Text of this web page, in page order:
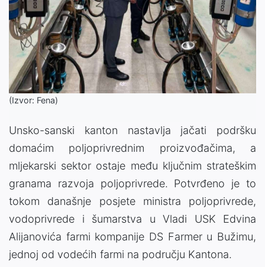
(Izvor: Fena)
Unsko-sanski kanton nastavlja jačati podršku
domaćim poljoprivrednim proizvođačima, a
mljekarski sektor ostaje među ključnim strateškim
granama razvoja poljoprivrede. Potvrđeno je to
tokom današnje posjete ministra poljoprivrede,
vodoprivrede i šumarstva u Vladi USK Edvina
Alijanovića farmi kompanije DS Farmer u Bužimu,
jednoj od vodećih farmi na području Kantona.